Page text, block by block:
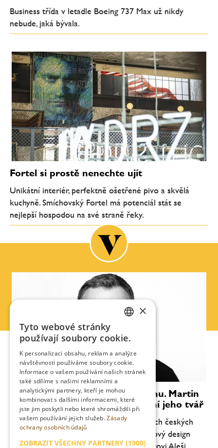
Business třída v letadle Boeing 737 Max už nikdy
nebude, jaká bývala.
Fortel si prostě nenechte ujít
Unikátní interiér, perfektně ošetřené pivo a skvělá
kuchyně. Smíchovský Fortel má potenciál stát se
nejlepší hospodou na své straně řeky.
Gin, který nastartoval českou vlnu. Martin
Žufánek po dvanácti letech mění jeho tvář
Po dvanácti letech se jeden z nejvlivnějších českých
ginů proměňuje. Martin Žufánek svěřil nový design
lahví OMG a OMFG grafickému designérovi Aleši
ENGLISH
×
Tyto webové stránky
používají soubory cookie.
K personalizaci obsahu, reklam a analýze
návštěvnosti používáme soubory cookie.
Informace o vašem používání našich stránek
také sdílíme s našimi reklamními a
analytickými partnery, kteří je mohou
kombinovat s dalšími informacemi, které
jste jim poskytli nebo které shromáždili při
vašem používání jejich služeb.Zásady
ochrany osobních údajů
ZOBRAZIT VŠECHNY PARTNERY (1900)